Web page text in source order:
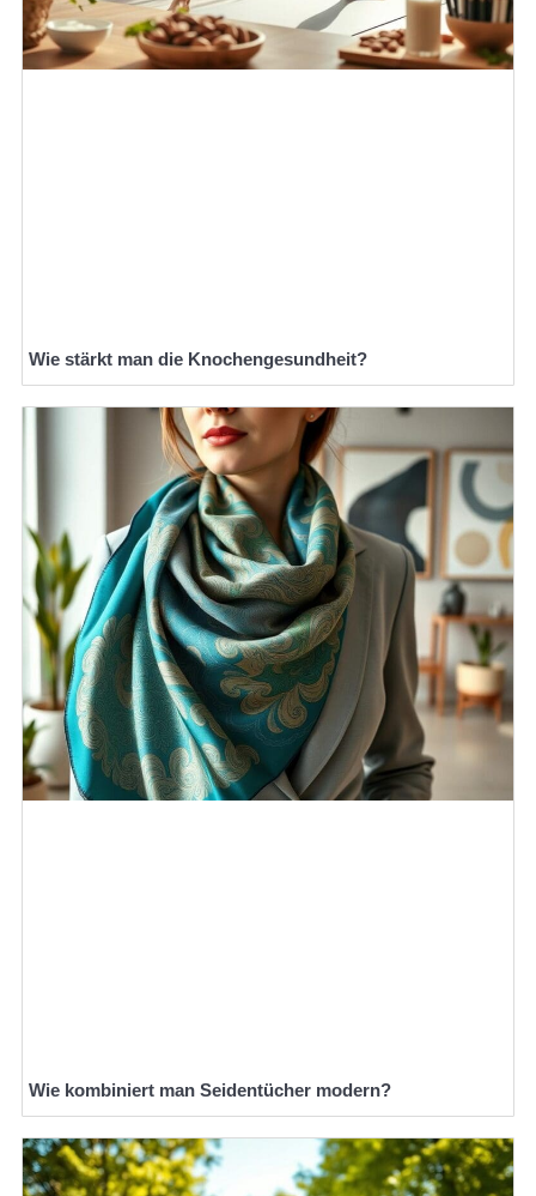
Wie stärkt man die Knochengesundheit?
Wie kombiniert man Seidentücher modern?